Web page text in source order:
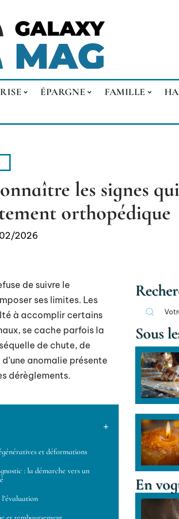
ÉPARGNE FAMILLE
les signes
orthopédique
2026
de suivre le
ses limites. Les
à accomplir certains
se cache parfois la
de chute, de
anomalie présente
dérèglements.
et déformations
: la démarche vers un
l’évaluation
Sous
En